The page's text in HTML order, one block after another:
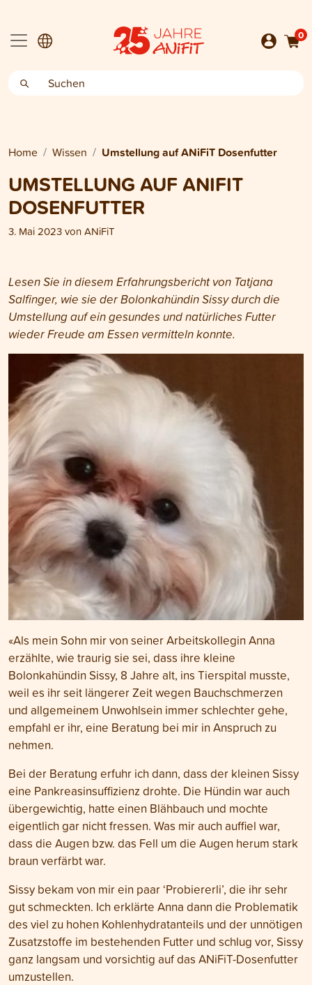
0
Home Wissen Umstellung auf ANiFiT Dosenfutter
UMSTELLUNG AUF ANIFIT
DOSENFUTTER
3. Mai 2023vonANiFiT
Lesen Sie in diesem Erfahrungsbericht von Tatjana
Salfinger, wie sie der Bolonkahündin Sissy durch die
Umstellung auf ein gesundes und natürliches Futter
wieder Freude am Essen vermitteln konnte.
«Als mein Sohn mir von seiner Arbeitskollegin Anna
erzählte, wie traurig sie sei, dass ihre kleine
Bolonkahündin Sissy, 8 Jahre alt, ins Tierspital musste,
weil es ihr seit längerer Zeit wegen Bauchschmerzen
und allgemeinem Unwohlsein immer schlechter gehe,
empfahl er ihr, eine Beratung bei mir in Anspruch zu
nehmen.
Bei der Beratung erfuhr ich dann, dass der kleinen Sissy
eine Pankreasinsuffizienz drohte. Die Hündin war auch
übergewichtig, hatte einen Blähbauch und mochte
eigentlich gar nicht fressen. Was mir auch auffiel war,
dass die Augen bzw. das Fell um die Augen herum stark
braun verfärbt war.
Sissy bekam von mir ein paar ‘Probiererli’, die ihr sehr
gut schmeckten. Ich erklärte Anna dann die Problematik
des viel zu hohen Kohlenhydratanteils und der unnötigen
Zusatzstoffe im bestehenden Futter und schlug vor, Sissy
ganz langsam und vorsichtig auf das ANiFiT-Dosenfutter
umzustellen.